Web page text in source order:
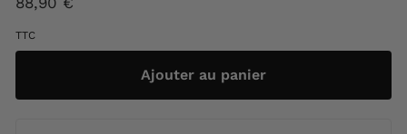
TTC
Ajouter au panier